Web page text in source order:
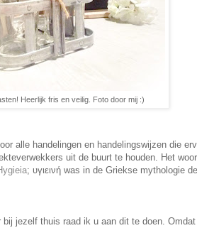
Heerlijk fris en veilig. Foto door mij :)
alle handelingen en handelingswijzen die
uit de buurt te houden. Het
; υγιεινή was in de Griekse mythologie
jezelf thuis raad ik u aan dit te doen.